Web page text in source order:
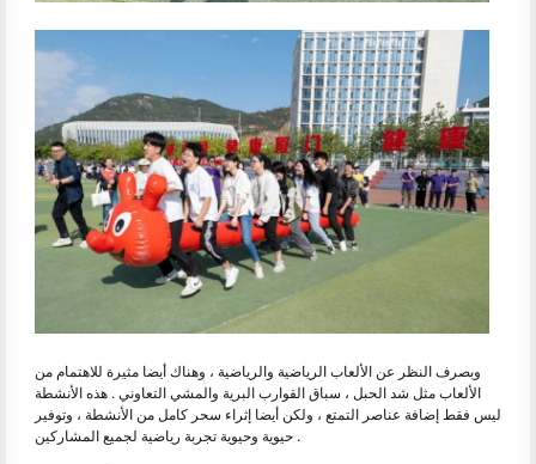
وبصرف النظر عن الألعاب الرياضية والرياضية ، وهناك أيضا مثيرة للاهتمام من
الألعاب مثل شد الحبل ، سباق القوارب البرية والمشي التعاوني . هذه الأنشطة
ليس فقط إضافة عناصر التمتع ، ولكن أيضا إثراء سحر كامل من الأنشطة ، وتوفير
حيوية وحيوية تجربة رياضية لجميع المشاركين .